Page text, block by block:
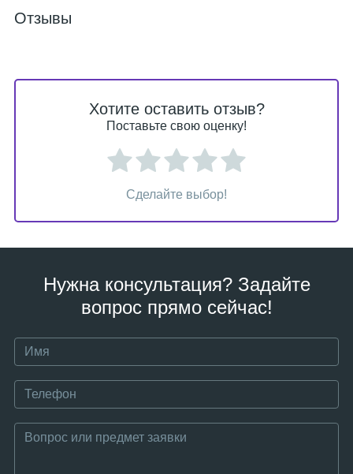
Отзывы
Хотите оставить отзыв?
Поставьте свою оценку!
Сделайте выбор!
Нужна консультация? Задайте
вопрос прямо сейчас!